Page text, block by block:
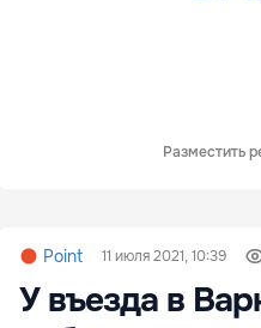
Разместить
Point 11 июля 2021, 10:39
У въезда в